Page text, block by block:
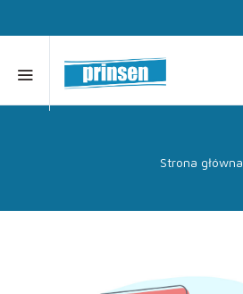
Strona główna